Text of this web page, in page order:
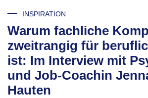
INSPIRATION
Warum fachliche
zweitrangig für
ist: Im Interview mit
und Job-Coachin
Hauten